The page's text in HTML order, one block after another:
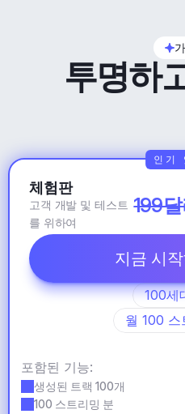
투명하
체험판
고객 개발 및 테스트
를 위하여
199
지금 시
100세
월 100 스
포함된 기능:
생성된 트랙 100개
100 스트리밍 분
인기